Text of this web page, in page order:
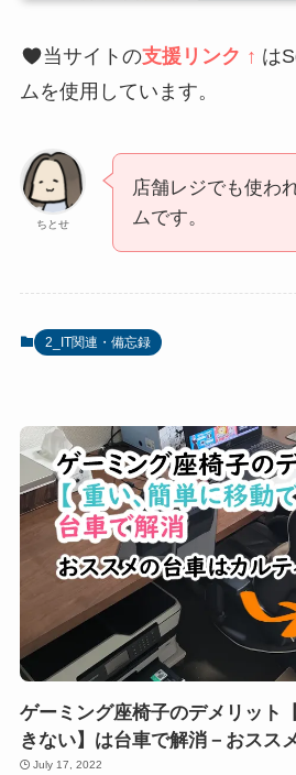
当サイトの支援リンク ↑ は
ムを使用しています。
ちとせ
店舗レジでも使わ
ムです。
2_IT関連・備忘録
ゲーミング座椅子のデメリット
きない】は台車で解消－おスス
July 17, 2022